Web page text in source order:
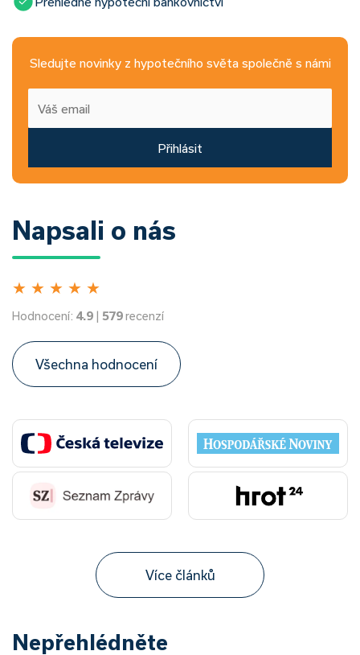
Sledujte novinky z hypotečního světa společně s námi
Přihlásit
Napsali o nás
★ ★ ★ ★ ★
Hodnocení: 4.9 | 579recenzí
Všechna hodnocení
Více článků
Nepřehlédněte